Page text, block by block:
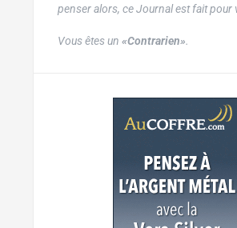
penser alors, ce Journal est fait pour
Vous êtes un «Contrarien».